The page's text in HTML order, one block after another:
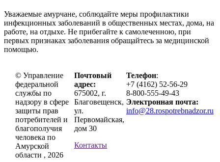
Уважаемые амурчане, соблюдайте меры профилактики
инфекционных заболеваний в общественных местах, дома, на
работе, на отдыхе. Не прибегайте к самолеченною, при
первых признаках заболевания обращайтесь за медицинской
помощью.
© Управление
федеральной
службы по
надзору в сфере
защиты прав
потребителей и
благополучия
человека по
Амурской
области , 2026
Почтовый
адрес:
675002, г.
Благовещенск,
ул.
Первомайская,
дом 30
Контакты
Телефон:
+7 (4162) 52-56-29
8-800-555-49-43
Электронная почта:
info@28.rospotrebnadzor.ru